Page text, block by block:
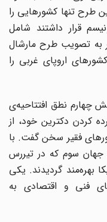
تنها کشورهایی را
قرار داشتند شامل
تصویب طرح مارشال
اروپای غربی را
چهارم نطق افتتاحیه‌‌ی
دکترین خود، از
فقیر سخن گفت. با
سوم که در تیررس
گردیدند. یکی
و اقتصادی به